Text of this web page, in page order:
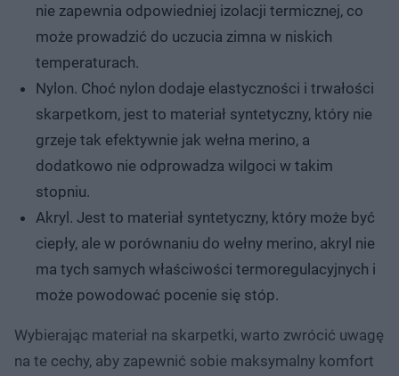
nie zapewnia odpowiedniej izolacji termicznej, co
może prowadzić do uczucia zimna w niskich
temperaturach.
Nylon. Choć nylon dodaje elastyczności i trwałości
skarpetkom, jest to materiał syntetyczny, który nie
grzeje tak efektywnie jak wełna merino, a
dodatkowo nie odprowadza wilgoci w takim
stopniu.
Akryl. Jest to materiał syntetyczny, który może być
ciepły, ale w porównaniu do wełny merino, akryl nie
ma tych samych właściwości termoregulacyjnych i
może powodować pocenie się stóp.
Wybierając materiał na skarpetki, warto zwrócić uwagę
na te cechy, aby zapewnić sobie maksymalny komfort